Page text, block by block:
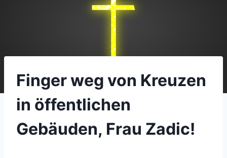
Finger weg von Kreuzen
in öffentlichen
Gebäuden, Frau Zadic!